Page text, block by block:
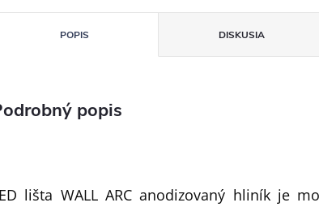
POPIS DISKUSIA
popis
lišta WALL ARC anodizovaný hliník je